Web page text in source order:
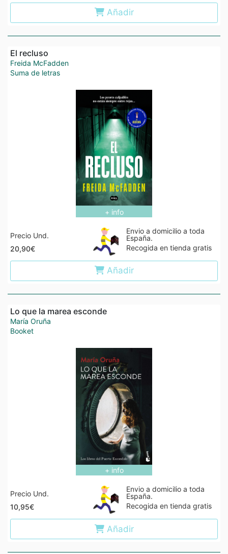
Añadir
El recluso
Freida McFadden
Suma de letras
+ info
Precio Und.
20,90€
Envio a domicilio a toda
España.
Recogida en tienda gratis
Añadir
Lo que la marea esconde
María Oruña
Booket
+ info
Precio Und.
10,95€
Envio a domicilio a toda
España.
Recogida en tienda gratis
Añadir